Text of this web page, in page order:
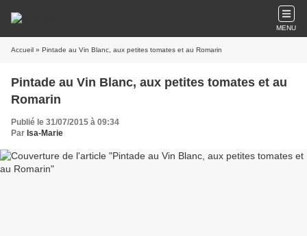
MENU
Accueil » Pintade au Vin Blanc, aux petites tomates et au Romarin
Pintade au Vin Blanc, aux petites tomates et au
Romarin
Publié le 31/07/2015 à 09:34
Par Isa-Marie